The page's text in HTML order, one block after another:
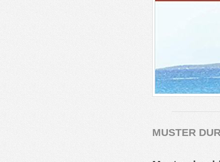
MUSTER